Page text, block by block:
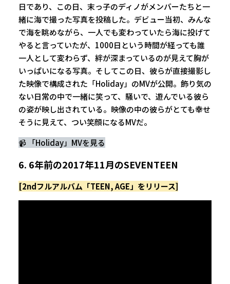
日であり、この日、末っ子のディノがメンバーたちと一
緒に海で撮った写真を投稿した。デビュー当初、みんな
で海を眺めながら、一人でも変わっていたら海に投げて
やると言っていたが、1000日という時間が経っても誰
一人として変わらず、絆が深まっているのが見えて胸が
いっぱいになる写真。そしてこの日、彼らが直接撮影し
た映像で構成された「Holiday」のMVが公開。飾り気の
ない日常の中で一緒に笑って、騒いで、遊んでいる彼ら
の姿が映し出されている。映像の中の彼らがとても幸せ
そうに見えて、つい笑顔になるMVだ。
📹 「Holiday」MVを見る
6. 6年前の2017年11月のSEVENTEEN
[2ndフルアルバム「TEEN, AGE」をリリース]